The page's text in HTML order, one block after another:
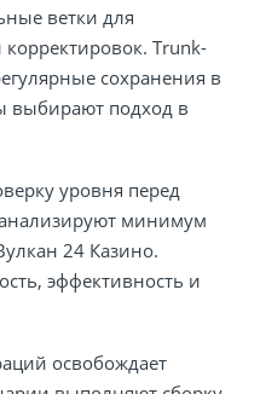
ветки для
Trunk-
сохранения в
выбирают подход в
уровня перед
минимум
24 Казино.
эффективность и
освобождает